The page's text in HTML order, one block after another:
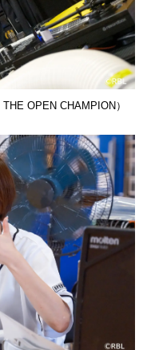
OPEN CHAMPION）